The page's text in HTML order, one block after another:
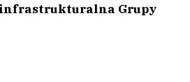
infrastrukturalna Grupy